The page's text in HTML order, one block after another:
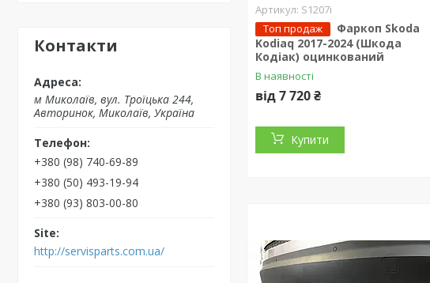
Контакти
м Миколаїв, вул. Троїцька 244,
Авторинок, Миколаїв, Україна
+380 (98) 740-69-89
+380 (50) 493-19-94
+380 (93) 803-00-80
http://servisparts.com.ua/
S1207i
Топ продаж
Фаркоп Skoda
Kodiaq 2017-2024 (Шкода
Кодіак) оцинкований
В наявності
від 7 720 ₴
Купити